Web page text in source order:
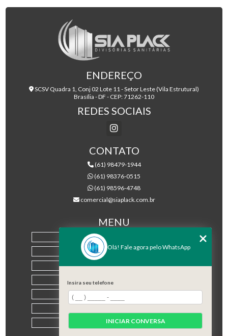
ENDEREÇO
SCSV Quadra 1, Conj 02 Lote 11 - Setor Leste (Vila Estrutural)
Brasília - DF - CEP: 71262-110
REDES SOCIAIS
CONTATO
(61) 98479-1944
(61) 98376-0515
(61) 98596-4748
comercial@siaplack.com.br
MENU
EMPRESA
PRODUTOS
MAPA DO SITE
Olá! Fale agora pelo WhatsApp
Insira seu telefone
INICIAR CONVERSA